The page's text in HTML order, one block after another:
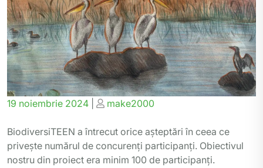
Posted
19 noiembrie 2024
Posted
make2000
BiodiversiTEEN a întrecut orice așteptări în ceea ce
privește numărul de concurenți participanți. Obiectivul
nostru din proiect era minim 100 de participanți.